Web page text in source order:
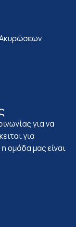
για να
για
ομάδα μας είναι